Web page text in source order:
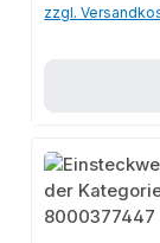
zzgl.